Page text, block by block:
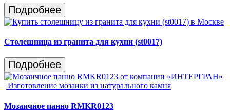
Подробнее
Столешница из гранита для кухни (st0017)
Подробнее
Мозаичное панно RMKR0123